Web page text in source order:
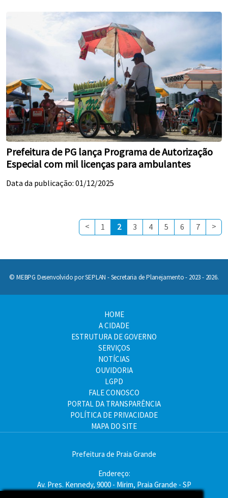
Prefeitura de PG lança Programa de Autorização
Especial com mil licenças para ambulantes
Data da publicação: 01/12/2025
< 1 2 3 4 5 6 7 >
© MEBPG Desenvolvido por SEPLAN - Secretaria de Planejamento - 2023 - 2026.
HOME
A CIDADE
ESTRUTURA DE GOVERNO
SERVIÇOS
NOTÍCIAS
OUVIDORIA
LGPD
FALE CONOSCO
PORTAL DA TRANSPARÊNCIA
POLÍTICA DE PRIVACIDADE
MAPA DO SITE
Prefeitura de Praia Grande
Endereço:
Av. Pres. Kennedy, 9000 - Mirim, Praia Grande - SP